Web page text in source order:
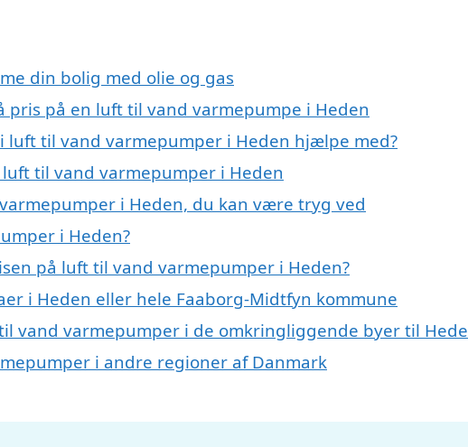
din bolig med olie og gas
pris på en luft til vand varmepumpe i Heden
luft til vand varmepumper i Heden hjælpe med?
til vand varmepumper i Heden
i Heden, du kan være tryg ved
i Heden?
på luft til vand varmepumper i Heden?
i Heden eller hele Faaborg-Midtfyn kommune
vand varmepumper i de omkringliggende byer til
i andre regioner af Danmark